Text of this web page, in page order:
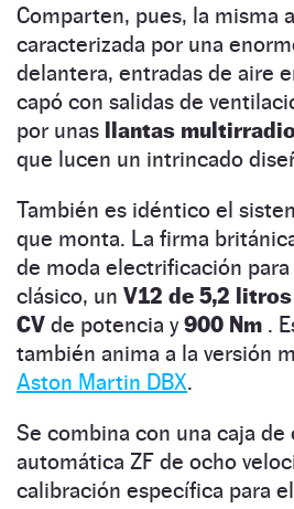
Comparten, pues, la misma
caracterizada por una
delantera, entradas de aire
capó con salidas de
por unas llantas
que lucen un intrincado
También es idéntico el
que monta. La firma
de moda electrificación
clásico, un V12 de 5,2 litros
CV de potencia y900 Nm .
también anima a la versión
Aston Martin DBX.
Se combina con una caja de
automática ZF de ocho
calibración específica para